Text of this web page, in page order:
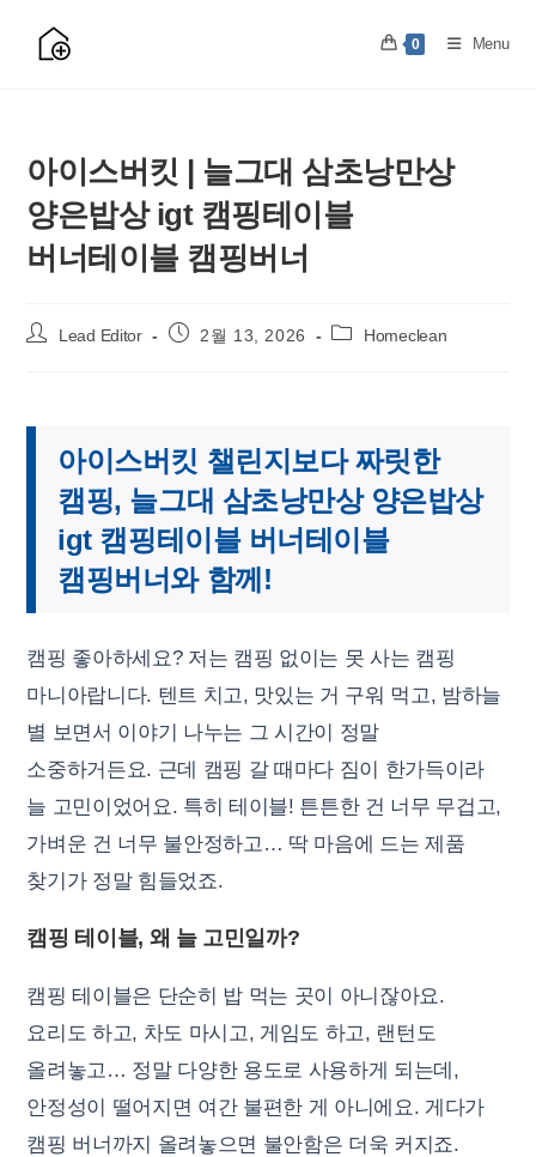
0 Menu
아이스버킷 | 늘그대 삼초낭만상
양은밥상 igt 캠핑테이블
버너테이블 캠핑버너
Post
Lead Editor
Post 2월 13, 2026
Post
Homeclean
아이스버킷 챌린지보다 짜릿한
캠핑, 늘그대 삼초낭만상 양은밥상
igt 캠핑테이블 버너테이블
캠핑버너와 함께!
캠핑 좋아하세요? 저는 캠핑 없이는 못 사는 캠핑
마니아랍니다. 텐트 치고, 맛있는 거 구워 먹고, 밤하늘
별 보면서 이야기 나누는 그 시간이 정말
소중하거든요. 근데 캠핑 갈 때마다 짐이 한가득이라
늘 고민이었어요. 특히 테이블! 튼튼한 건 너무 무겁고,
가벼운 건 너무 불안정하고… 딱 마음에 드는 제품
찾기가 정말 힘들었죠.
캠핑 테이블, 왜 늘 고민일까?
캠핑 테이블은 단순히 밥 먹는 곳이 아니잖아요.
요리도 하고, 차도 마시고, 게임도 하고, 랜턴도
올려놓고… 정말 다양한 용도로 사용하게 되는데,
안정성이 떨어지면 여간 불편한 게 아니에요. 게다가
캠핑 버너까지 올려놓으면 불안함은 더욱 커지죠.